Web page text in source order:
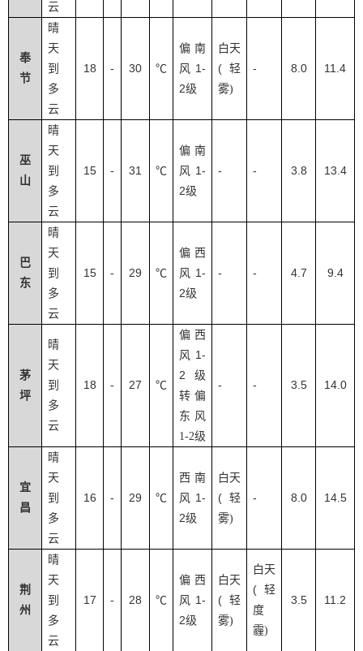
云
奉
节
晴
天
到
多
云
18 - 30 ℃
偏南
风 1-
2级
白天
( 轻
雾)
- 8.0 11.4
巫
山
晴
天
到
多
云
15 - 31 ℃
偏南
风 1-
2级
- - 3.8 13.4
巴
东
晴
天
到
多
云
15 - 29 ℃
偏西
风 1-
2级
- - 4.7 9.4
茅
坪
晴
天
到
多
云
18 - 27 ℃
偏西
风 1-
2 级
转偏
东风
1-2级
- - 3.5 14.0
宜
昌
晴
天
到
多
云
16 - 29 ℃
西南
风 1-
2级
白天
( 轻
雾)
- 8.0 14.5
荆
州
晴
天
到
多
云
17 - 28 ℃
偏西
风 1-
2级
白天
( 轻
雾)
白天
( 轻
度
霾)
3.5 11.2